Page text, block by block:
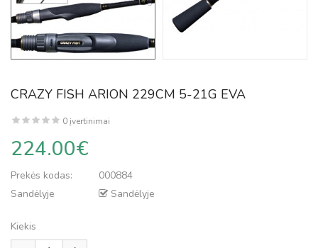
CRAZY FISH ARION 229CM 5-21G EVA
0 įvertinimai
224.00€
Prekės kodas:
000884
Sandėlyje
Sandėlyje
Kiekis